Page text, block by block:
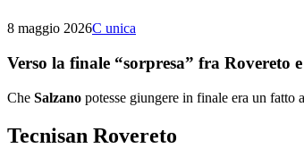
8 maggio 2026C unica
Verso la finale “sorpresa” fra Rovereto
Che Salzano potesse giungere in finale era un fatto
Tecnisan Rovereto